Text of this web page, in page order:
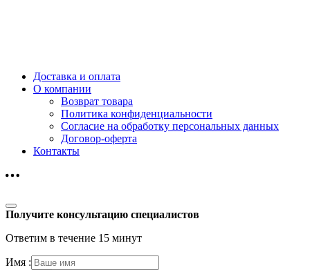
Доставка и оплата
О компании
Возврат товара
Политика конфиденциальности
Согласие на обработку персональных данных
Договор-оферта
Контакты
Получите консультацию специалистов
Ответим в течение 15 минут
Имя :